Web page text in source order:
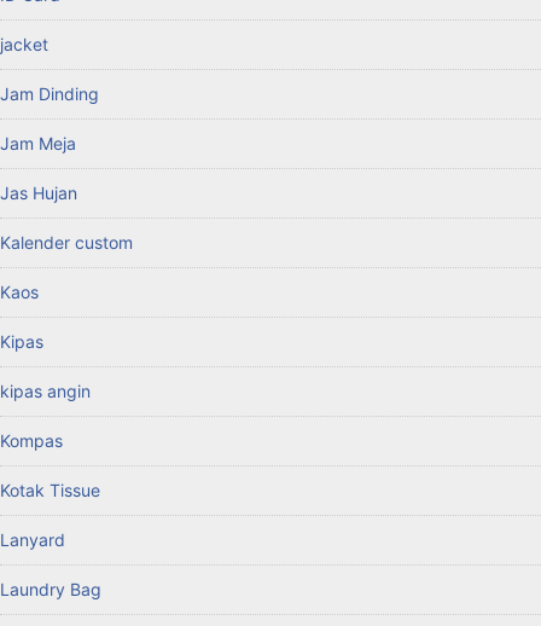
jacket
Jam Dinding
Jam Meja
Jas Hujan
Kalender custom
Kaos
Kipas
kipas angin
Kompas
Kotak Tissue
Lanyard
Laundry Bag